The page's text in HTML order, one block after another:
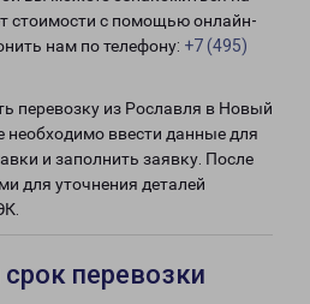
стоимости с помощью онлайн-
нам по телефону: +7 (495)
перевозку из Рославля в Новый
необходимо ввести данные для
и заполнить заявку. После
для уточнения деталей
перевозки